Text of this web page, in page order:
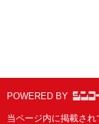
POWERED BY
当ページ内に掲載さ